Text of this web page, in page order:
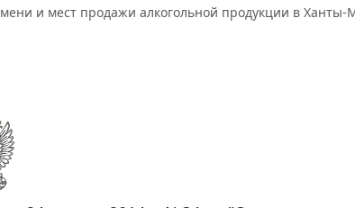
и мест продажи алкогольной продукции в Ханты-